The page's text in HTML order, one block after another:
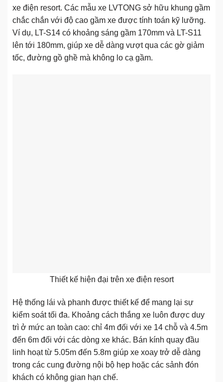
xe điện resort. Các mẫu xe LVTONG sở hữu khung gầm
chắc chắn với độ cao gầm xe được tính toán kỹ lưỡng.
Ví dụ, LT-S14 có khoảng sáng gầm 170mm và LT-S11
lên tới 180mm, giúp xe dễ dàng vượt qua các gờ giảm
tốc, đường gồ ghề mà không lo cạ gầm.
Thiết kế hiện đại trên xe điện resort
Hệ thống lái và phanh được thiết kế để mang lại sự
kiểm soát tối đa. Khoảng cách thắng xe luôn được duy
trì ở mức an toàn cao: chỉ 4m đối với xe 14 chỗ và 4.5m
đến 6m đối với các dòng xe khác. Bán kính quay đầu
linh hoạt từ 5.05m đến 5.8m giúp xe xoay trở dễ dàng
trong các cung đường nội bộ hẹp hoặc các sảnh đón
khách có không gian hạn chế.